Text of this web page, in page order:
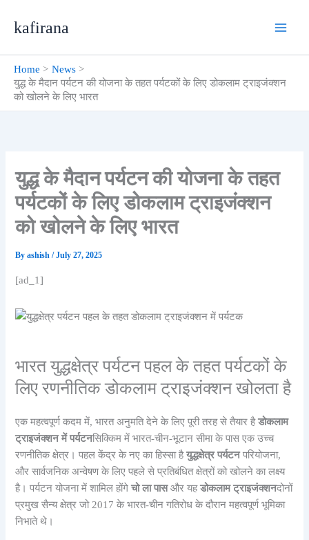
kafirana
Home
News
युद्ध के मैदान पर्यटन की योजना के तहत पर्यटकों के लिए डोकलाम ट्राइजंक्शन
को खोलने के लिए भारत
युद्ध के मैदान पर्यटन की योजना के तहत
पर्यटकों के लिए डोकलाम ट्राइजंक्शन
को खोलने के लिए भारत
Byashish/July 27, 2025
[ad_1]
भारत युद्धक्षेत्र पर्यटन पहल के तहत पर्यटकों के
लिए रणनीतिक डोकलाम ट्राइजंक्शन खोलता है
एक महत्वपूर्ण कदम में, भारत अनुमति देने के लिए पूरी तरह से तैयार हैडोकलाम
ट्राइजंक्शन में पर्यटनसिक्किम में भारत-चीन-भूटान सीमा के पास एक उच्च
रणनीतिक क्षेत्र। पहल केंद्र के नए का हिस्सा हैयुद्धक्षेत्र पर्यटनपरियोजना,
और सार्वजनिक अन्वेषण के लिए पहले से प्रतिबंधित क्षेत्रों को खोलने का लक्ष्य
है। पर्यटन योजना में शामिल होंगेचो ला पासऔर यहडोकलाम ट्राइजंक्शनदोनों
प्रमुख सैन्य क्षेत्र जो 2017 के भारत-चीन गतिरोध के दौरान महत्वपूर्ण भूमिका
निभाते थे।